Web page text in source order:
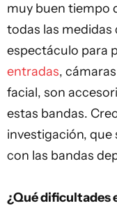
muy buen tiempo
todas las
espectáculo para
entradas,
facial, son
estas bandas.
investigación, que
con las bandas
¿Qué dificultades